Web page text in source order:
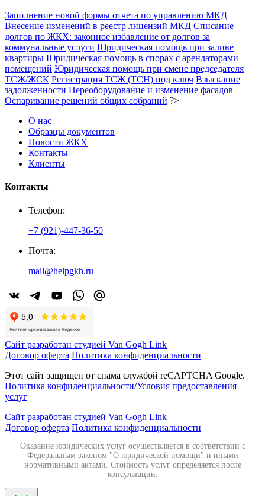
Заполнение новой формы отчета по управлению МКД
Внесение изменений в реестр лицензий МКД Списание
долгов по ЖКХ: законное избавление от долгов за
коммунальные услуги Юридическая помощь при заливе
квартиры Юридическая помощь в спорах с арендаторами
помещений Юридическая помощь при смене председателя
ТСЖ/ЖСК Регистрация ТСЖ (ТСН) под ключ Взыскание
задолженности Переоборудование и изменение фасадов
Оспаривание решений общих собраний ?>
О нас
Образцы документов
Новости ЖКХ
Контакты
Клиенты
Контакты
Телефон:
+7 (921)-447-36-50
Почта:
mail@helpgkh.ru
Сайт разработан студией Van Gogh Link
Договор оферта Политика конфиденциальности
Этот сайт защищен от спама службой reCAPTCHA Google.
Политика конфиденциальности/Условия предоставления
услуг
Сайт разработан студией Van Gogh Link
Договор оферта Политика конфиденциальности
Оказание юридических услуг осуществляется в соответствии с
Федеральным законом "О юридической помощи" и иными
нормативными актами. Стоимость услуг определяется после
консультации.